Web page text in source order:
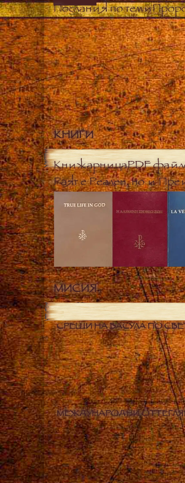
Послания по теми
КНИГИ
КнижарницаPDF
Раят е Реален, но и
МИСИЯ
СРЕЩИ НА ВАСУЛА ПО
МЕЖДУНАРОДНИ